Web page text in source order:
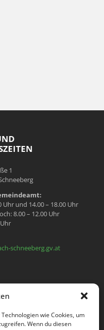
wie Cookies, um
Wenn du diesen
1
Uhr und 14.00 – 18.00 Uhr
8.00 – 12.00 Uhr
schneeberg.gv.at